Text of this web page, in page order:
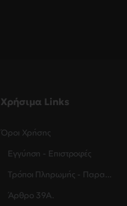
Χρήσιμα Links
Όροι Χρήσης
Εγγύηση - Επιστροφές
Άρθρο 39Α.